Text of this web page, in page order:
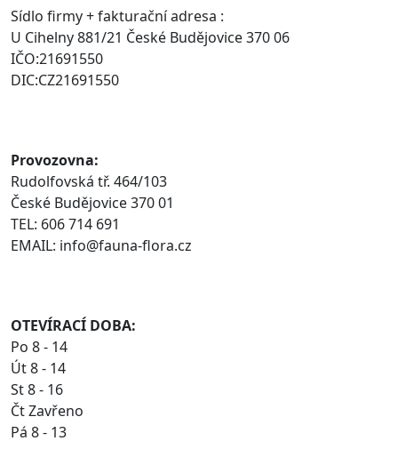
Sídlo firmy + fakturační adresa :
U Cihelny 881/21 České Budějovice 370 06
IČO:21691550
DIC:CZ21691550
Provozovna:
Rudolfovská tř. 464/103
České Budějovice 370 01
TEL: 606 714 691
EMAIL: info@fauna-flora.cz
OTEVÍRACÍ DOBA:
Po 8 - 14
Út 8 - 14
St 8 - 16
Čt Zavřeno
Pá 8 - 13